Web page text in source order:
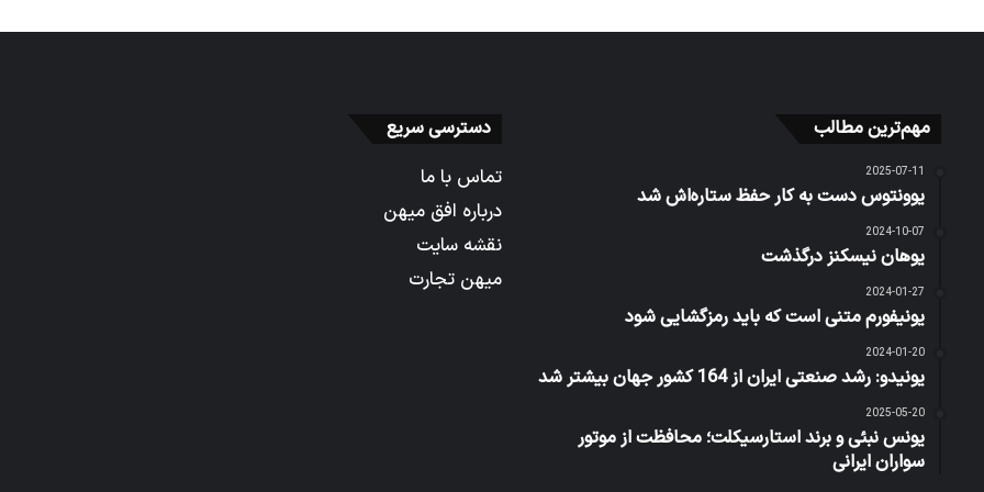
مهم‌ترین مطالب
2025-07-11
یوونتوس دست به کار حفظ ستاره‌اش شد
2024-10-07
یوهان نیسکنز درگذشت
2024-01-27
یونیفورم متنی است که باید رمزگشایی شود
2024-01-20
یونیدو: رشد صنعتی ایران از 164 کشور جهان بیشتر شد
2025-05-20
یونس نبئی و برند استارسیکلت؛ محافظت از موتور
سواران ایرانی
دسترسی سریع
تماس با ما
درباره افق میهن
نقشه سایت
میهن تجارت